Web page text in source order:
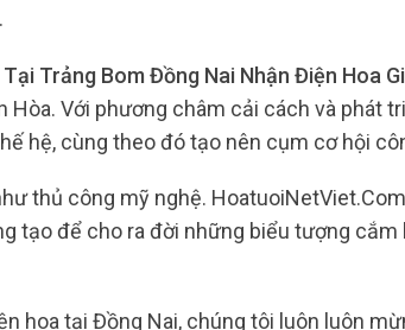
Trảng Bom Đồng Nai Nhận Điện Hoa
Với phương châm cải cách và phát
hệ, cùng theo đó tạo nên cụm cơ hội
thủ công mỹ nghệ.
tạo để cho ra đời những biểu tượng cắm
hoa tại Đồng Nai, chúng tôi luôn luôn